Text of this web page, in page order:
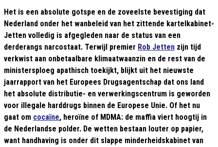
Het is een absolute gotspe en de zoveelste bevestiging dat
Nederland onder het wanbeleid van het zittende kartelkabinet-
Jetten volledig is afgegleden naar de status van een
derderangs narcostaat. Terwijl premier Rob Jetten zijn tijd
verkwist aan onbetaalbare klimaatwaanzin en de rest van de
ministersploeg apathisch toekijkt, blijkt uit het nieuwste
jaarrapport van het Europees Drugsagentschap dat ons land
het absolute distributie- en verwerkingscentrum is geworden
voor illegale harddrugs binnen de Europese Unie. Of het nu
gaat om cocaïne, heroïne of MDMA: de maffia viert hoogtij in
de Nederlandse polder. De wetten bestaan louter op papier,
want handhaving is onder dit slappe minderheidskabinet van